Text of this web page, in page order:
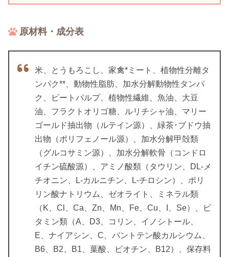
原材料・成分表
米、とうもろこし、家禽*ミート、植物性分離タ
ンパク**、動物性脂肪、加水分解動物性タンパ
ク、ビートパルプ、植物性繊維、魚油、大豆
油、フラクトオリゴ糖、ルリチシャ油、マリー
ゴールド抽出物（ルテイン源）、緑茶･ブドウ抽
出物（ポリフェノール源）、加水分解甲殻類
（グルコサミン源）、加水分解軟骨（コンドロ
イチン硫酸源）、アミノ酸類（タウリン、DL-メ
チオニン、L-カルニチン、L-チロシン）、ポリ
リン酸ナトリウム、ゼオライト、ミネラル類
（K、Cl、Ca、Zn、Mn、Fe、Cu、I、Se）、ビ
タミン類（A、D3、コリン、イノシトール、
E、ナイアシン、C、パントテン酸カルシウム、
B6、B2、B1、葉酸、ビオチン、B12）、保存料